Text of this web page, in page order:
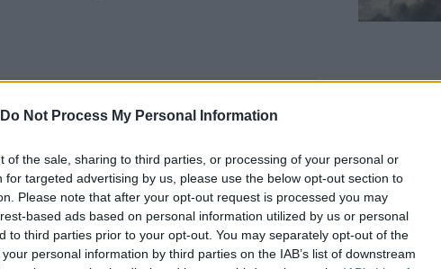
Do Not Process My Personal Information
of the sale, sharing to third parties, or processing of your personal or
for targeted advertising by us, please use the below opt-out section to
Please note that after your opt-out request is processed you may
based ads based on personal information utilized by us or personal
to third parties prior to your opt-out. You may separately opt-out of the
personal information by third parties on the IAB’s list of downstream
ΕΛΛΑΔΑ